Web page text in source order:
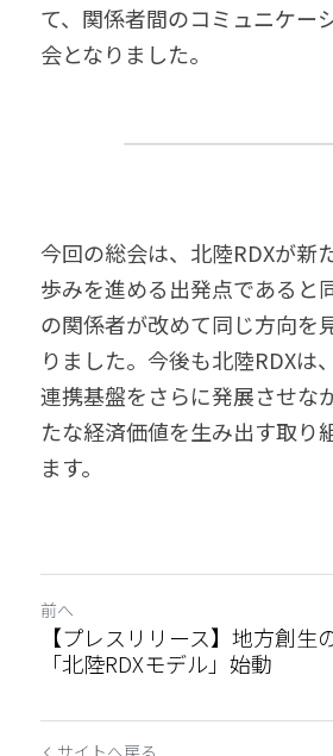
て、関係者間のコミュニケー
会となりました。
今回の総会は、北陸RDXが新
歩みを進める出発点であると
の関係者が改めて同じ方向を
りました。今後も北陸RDXは
連携基盤をさらに発展させな
たな経済価値を生み出す取り
ます。
前へ
【プレスリリース】地方創生
「北陸RDXモデル」始動
サイトへ戻る